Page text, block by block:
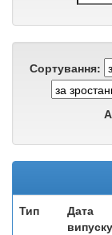
Сортування:
Тип
Дата
випуску